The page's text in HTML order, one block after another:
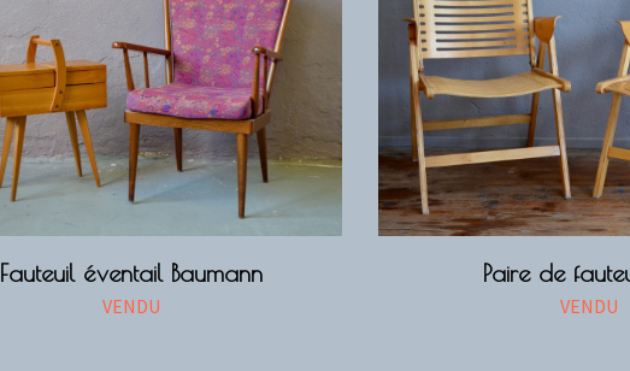
Fauteuil éventail Baumann
VENDU
Paire de
VENDU